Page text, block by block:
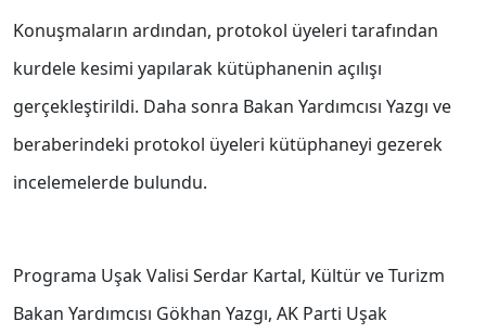
Konuşmaların ardından, protokol üyeleri tarafından
kurdele kesimi yapılarak kütüphanenin açılışı
gerçekleştirildi. Daha sonra Bakan Yardımcısı Yazgı ve
beraberindeki protokol üyeleri kütüphaneyi gezerek
incelemelerde bulundu.
Programa Uşak Valisi Serdar Kartal, Kültür ve Turizm
Bakan Yardımcısı Gökhan Yazgı, AK Parti Uşak